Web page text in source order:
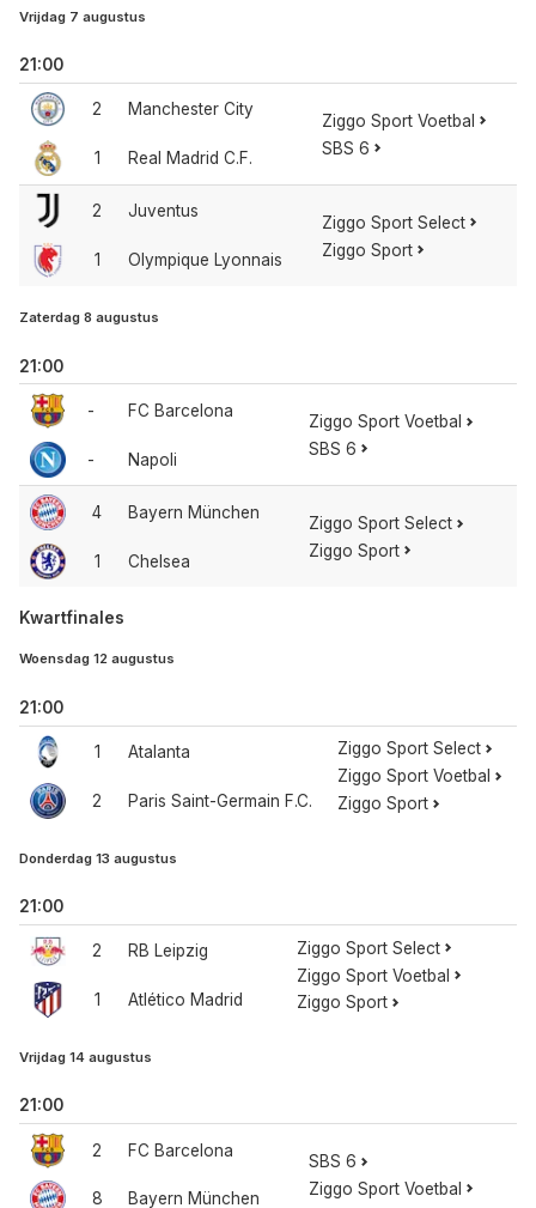
Vrijdag 7 augustus
21:00
2
1
Manchester City
Real Madrid C.F.
Ziggo Sport Voetbal
SBS 6
2
1
Juventus
Olympique Lyonnais
Ziggo Sport Select
Ziggo Sport
Zaterdag 8 augustus
21:00
-
-
FC Barcelona
Napoli
Ziggo Sport Voetbal
SBS 6
4
1
Bayern München
Chelsea
Ziggo Sport Select
Ziggo Sport
Kwartfinales
Woensdag 12 augustus
21:00
1
2
Atalanta
Paris Saint-Germain F.C.
Ziggo Sport Select
Ziggo Sport Voetbal
Ziggo Sport
Donderdag 13 augustus
21:00
2
1
RB Leipzig
Atlético Madrid
Ziggo Sport Select
Ziggo Sport Voetbal
Ziggo Sport
Vrijdag 14 augustus
21:00
2
8
FC Barcelona
Bayern München
SBS 6
Ziggo Sport Voetbal